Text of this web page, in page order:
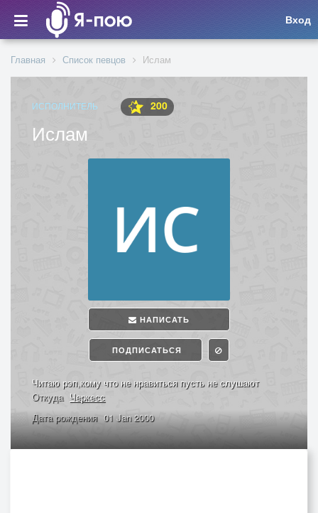
Вход
Главная Список певцов Ислам
ИСПОЛНИТЕЛЬ 200
Ислам
НАПИСАТЬ
ПОДПИСАТЬСЯ
Читаю рэп,кому что не нравиться пусть не слушают
Откуда Черкесс
Дата рождения 01 Jan 2000